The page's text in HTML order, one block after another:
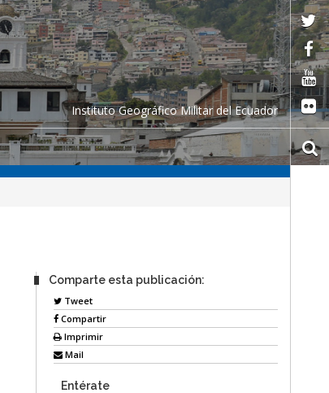
Instituto Geográfico Militar del Ecuador
Comparte esta publicación:
Tweet
Compartir
Imprimir
Mail
Entérate